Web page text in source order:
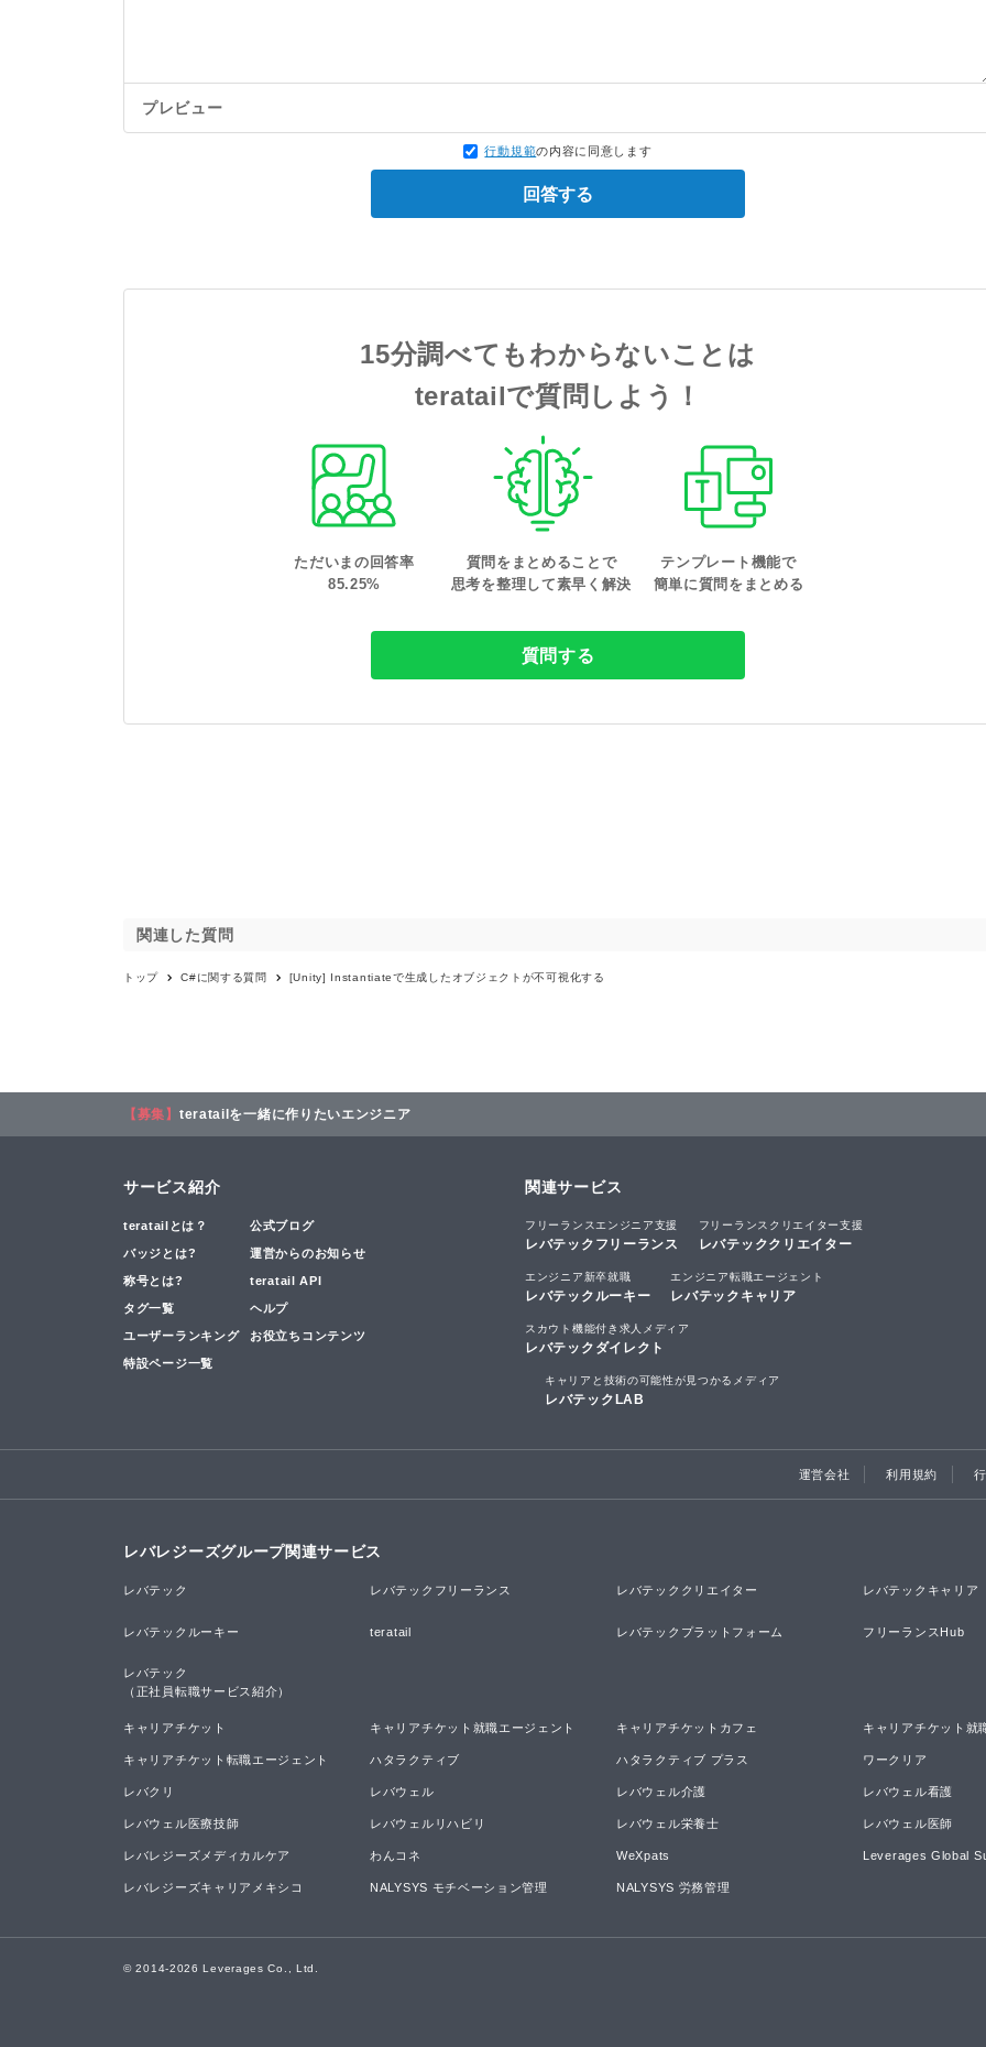
プレビュー
行動規範の内容に同意します
回答する
15分調べてもわからないことは
teratailで質問しよう！
ただいまの回答率
85.25%
質問をまとめることで
思考を整理して素早く解決
テンプレート機能で
簡単に質問をまとめる
質問する
関連した質問
トップ C#に関する質問 [Unity] Instantiateで生成したオブジェクトが不可視化する
【募集】 teratailを一緒に作りたいエンジニア
サービス紹介
teratailとは？ 公式ブログ
バッジとは? 運営からのお知らせ
称号とは? teratail API
タグ一覧 ヘルプ
ユーザーランキング お役立ちコンテンツ
特設ページ一覧
関連サービス
フリーランスエンジニア支援
レバテックフリーランス
フリーランスクリエイター支援
レバテッククリエイター
エンジニア新卒就職
レバテックルーキー
エンジニア転職エージェント
レバテックキャリア
スカウト機能付き求人メディア
レバテックダイレクト
キャリアと技術の可能性が見つかるメディア
レバテックLAB
運営会社 利用規約
レバレジーズグループ関連サービス
レバテック レバテックフリーランス レバテッククリエイター レバテックキャリア
レバテックルーキー teratail レバテックプラットフォーム フリーランスHub
レバテック
（正社員転職サービス紹介）
キャリアチケット キャリアチケット就職エージェント キャリアチケットカフェ キャリアチケット就
キャリアチケット転職エージェント ハタラクティブ ハタラクティブ プラス ワークリア
レバクリ レバウェル レバウェル介護 レバウェル看護
レバウェル医療技師 レバウェルリハビリ レバウェル栄養士 レバウェル医師
レバレジーズメディカルケア わんコネ WeXpats Leverages Global
レバレジーズキャリアメキシコ NALYSYS モチベーション管理 NALYSYS 労務管理
© 2014-2026 Leverages Co., Ltd.